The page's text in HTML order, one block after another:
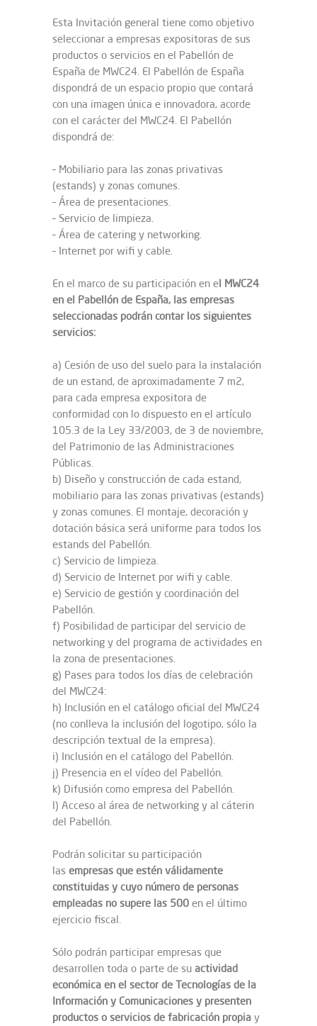
Esta Invitación general tiene como objetivo
seleccionar a empresas expositoras de sus
productos o servicios en el Pabellón de
España de MWC24. El Pabellón de España
dispondrá de un espacio propio que contará
con una imagen única e innovadora, acorde
con el carácter del MWC24. El Pabellón
dispondrá de:
– Mobiliario para las zonas privativas
(estands) y zonas comunes.
– Área de presentaciones.
– Servicio de limpieza.
– Área de catering y networking.
– Internet por wifi y cable.
En el marco de su participación en el MWC24
en el Pabellón de España, las empresas
seleccionadas podrán contar los siguientes
servicios:
a) Cesión de uso del suelo para la instalación
de un estand, de aproximadamente 7 m2,
para cada empresa expositora de
conformidad con lo dispuesto en el artículo
105.3 de la Ley 33/2003, de 3 de noviembre,
del Patrimonio de las Administraciones
Públicas.
b) Diseño y construcción de cada estand,
mobiliario para las zonas privativas (estands)
y zonas comunes. El montaje, decoración y
dotación básica será uniforme para todos los
estands del Pabellón.
c) Servicio de limpieza.
d) Servicio de Internet por wifi y cable.
e) Servicio de gestión y coordinación del
Pabellón.
f) Posibilidad de participar del servicio de
networking y del programa de actividades en
la zona de presentaciones.
g) Pases para todos los días de celebración
del MWC24:
h) Inclusión en el catálogo oficial del MWC24
(no conlleva la inclusión del logotipo, sólo la
descripción textual de la empresa).
i) Inclusión en el catálogo del Pabellón.
j) Presencia en el vídeo del Pabellón.
k) Difusión como empresa del Pabellón.
l) Acceso al área de networking y al cáterin
del Pabellón.
Podrán solicitar su participación
las empresas que estén válidamente
constituidas y cuyo número de personas
empleadas no supere las 500 en el último
ejercicio fiscal.
Sólo podrán participar empresas que
desarrollen toda o parte de su actividad
económica en el sector de Tecnologías de la
Información y Comunicaciones y presenten
productos o servicios de fabricación propia y